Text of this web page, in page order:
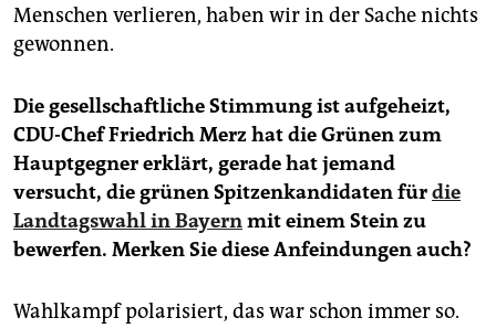
Menschen verlieren, haben wir in der Sache nichts
gewonnen.
Die gesellschaftliche Stimmung ist aufgeheizt,
CDU-Chef Friedrich Merz hat die Grünen zum
Hauptgegner erklärt, gerade hat jemand
versucht, die grünen Spitzenkandidaten fürdie
Landtagswahl in Bayernmit einem Stein zu
bewerfen. Merken Sie diese Anfeindungen auch?
Wahlkampf polarisiert, das war schon immer so.